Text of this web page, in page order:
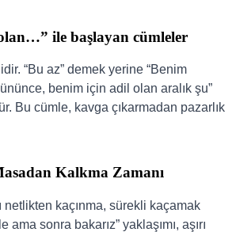
ile başlayan cümleler
“Bu az” demek yerine “Benim
benim için adil olan aralık şu”
Bu cümle, kavga çıkarmadan pazarlık
Kalkma Zamanı
netlikten kaçınma, sürekli kaçamak
sonra bakarız” yaklaşımı, aşırı